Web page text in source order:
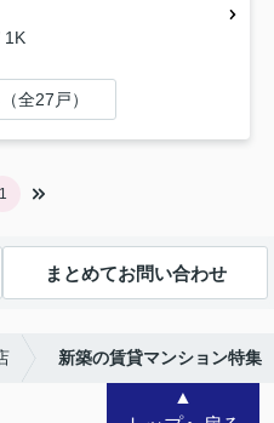
1K
全27戸）
1
まとめてお問い合わせ
新築の賃貸マンション特集
▲